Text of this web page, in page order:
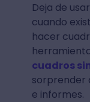
Deja de
cuando
hacer
cuadros
sorprender
e informes.